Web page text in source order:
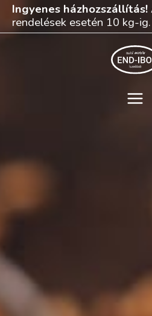
Skip
content
Ingyenes házhozszállítás!
rendelések esetén 10 kg-ig.